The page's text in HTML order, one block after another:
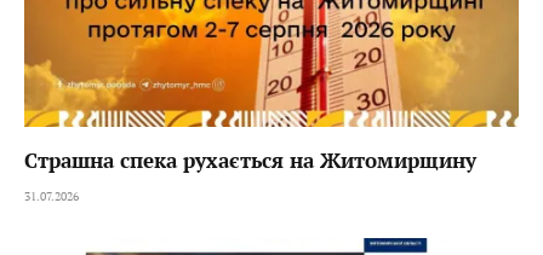
Страшна спека рухається на Житомирщину
31.07.2026